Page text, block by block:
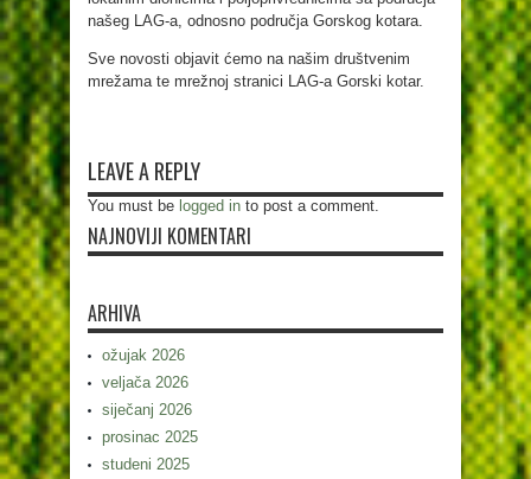
našeg LAG-a, odnosno područja Gorskog kotara.
Sve novosti objavit ćemo na našim društvenim
mrežama te mrežnoj stranici LAG-a Gorski kotar.
LEAVE A REPLY
You must be logged in to post a comment.
NAJNOVIJI KOMENTARI
ARHIVA
ožujak 2026
veljača 2026
siječanj 2026
prosinac 2025
studeni 2025